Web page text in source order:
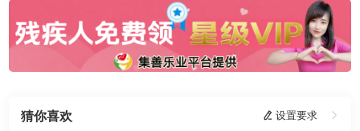
猜你喜欢  设置要求 